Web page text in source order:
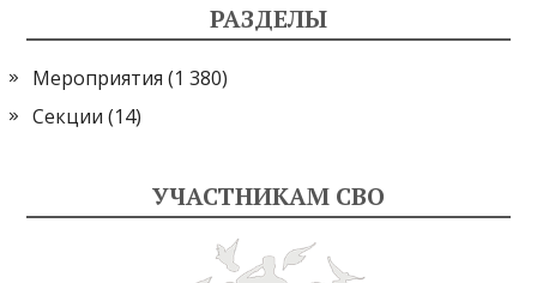
РАЗДЕЛЫ
Мероприятия (1 380)
Секции (14)
УЧАСТНИКАМ СВО